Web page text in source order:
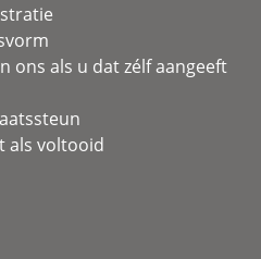
ons als u dat zélf aangeeft
als voltooid